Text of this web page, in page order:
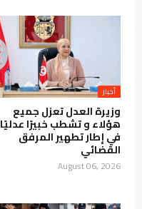
أخبار
وزيرة العدل تعزل جميع
هؤلاء و تشطب خبيرًا عدليًا
في إطار تطهير المرفق
القضائي
August 06, 2026